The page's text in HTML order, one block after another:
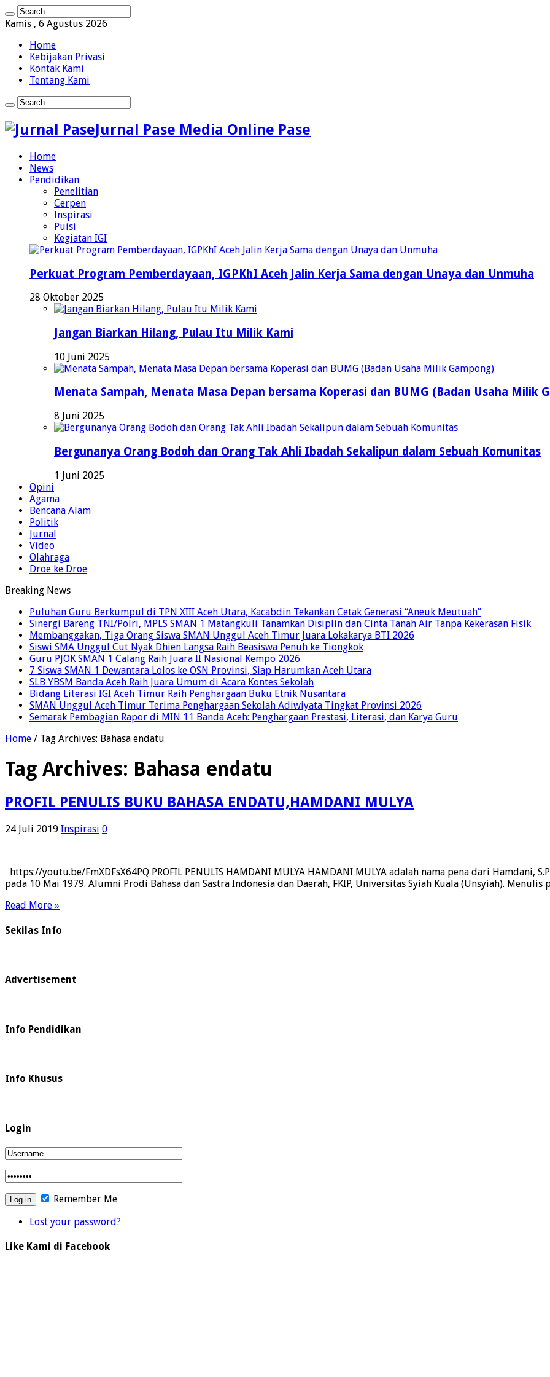
Kamis , 6 Agustus 2026
Home
Kebijakan Privasi
Kontak Kami
Tentang Kami
Jurnal Pase Media Online Pase
Home
News
Pendidikan
Penelitian
Cerpen
Inspirasi
Puisi
Kegiatan IGI
Perkuat Program Pemberdayaan, IGPKhI Aceh Jalin Kerja Sama dengan Unaya dan Unmuha
28 Oktober 2025
Jangan Biarkan Hilang, Pulau Itu Milik Kami
10 Juni 2025
Menata Sampah, Menata Masa Depan bersama Koperasi dan BUMG (Badan Usaha Milik
8 Juni 2025
Bergunanya Orang Bodoh dan Orang Tak Ahli Ibadah Sekalipun dalam Sebuah Komunitas
1 Juni 2025
Opini
Agama
Bencana Alam
Politik
Jurnal
Video
Olahraga
Droe ke Droe
Breaking News
Puluhan Guru Berkumpul di TPN XIII Aceh Utara, Kacabdin Tekankan Cetak Generasi “Aneuk Meutuah”
Sinergi Bareng TNI/Polri, MPLS SMAN 1 Matangkuli Tanamkan Disiplin dan Cinta Tanah Air Tanpa Kekerasan Fisik
Membanggakan, Tiga Orang Siswa SMAN Unggul Aceh Timur Juara Lokakarya BTI 2026
Siswi SMA Unggul Cut Nyak Dhien Langsa Raih Beasiswa Penuh ke Tiongkok
Guru PJOK SMAN 1 Calang Raih Juara II Nasional Kempo 2026
7 Siswa SMAN 1 Dewantara Lolos ke OSN Provinsi, Siap Harumkan Aceh Utara
SLB YBSM Banda Aceh Raih Juara Umum di Acara Kontes Sekolah
Bidang Literasi IGI Aceh Timur Raih Penghargaan Buku Etnik Nusantara
SMAN Unggul Aceh Timur Terima Penghargaan Sekolah Adiwiyata Tingkat Provinsi 2026
Semarak Pembagian Rapor di MIN 11 Banda Aceh: Penghargaan Prestasi, Literasi, dan Karya Guru
Home / Tag Archives: Bahasa endatu
Tag Archives: Bahasa endatu
PROFIL PENULIS BUKU BAHASA ENDATU,HAMDANI MULYA
24 Juli 2019 Inspirasi 0
https://youtu.be/FmXDFsX64PQ PROFIL PENULIS HAMDANI MULYA HAMDANI MULYA adalah nama pena dari Hamdani,
pada 10 Mai 1979. Alumni Prodi Bahasa dan Sastra Indonesia dan Daerah, FKIP, Universitas Syiah Kuala (Unsyiah).
Read More »
Sekilas Info
Advertisement
Info Pendidikan
Info Khusus
Login
Remember Me
Lost your password?
Like Kami di Facebook